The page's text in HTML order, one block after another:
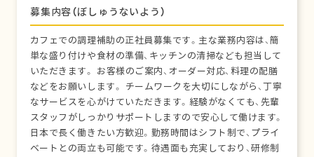
募集内容（ぼしゅうないよう）
カフェでの調理補助の正社員募集です。主な業務内容は、簡
単な盛り付けや食材の準備、キッチンの清掃なども担当して
いただきます。 お客様のご案内、オーダー対応、料理の配膳
などをお願いします。 チームワークを大切にしながら、丁寧
なサービスを心がけていただきます。経験がなくても、先輩
スタッフがしっかりサポートしますので安心して働けます。
日本で長く働きたい方歓迎。勤務時間はシフト制で、プライ
ベートとの両立も可能です。待遇面も充実しており、研修制